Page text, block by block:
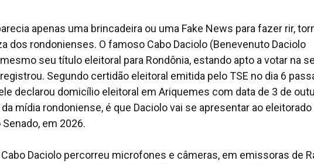
apenas uma brincadeira ou uma Fake News para fazer rir,
dos rondonienses. O famoso Cabo Daciolo (Benevenuto Daciolo
seu título eleitoral para Rondônia, estando apto a votar na
Segundo certidão eleitoral emitida pelo TSE no dia 6
declarou domicílio eleitoral em Ariquemes com data de 3 de
mídia rondoniense, é que Daciolo vai se apresentar ao eleitorado
em 2026.
Daciolo percorreu microfones e câmeras, em emissoras de